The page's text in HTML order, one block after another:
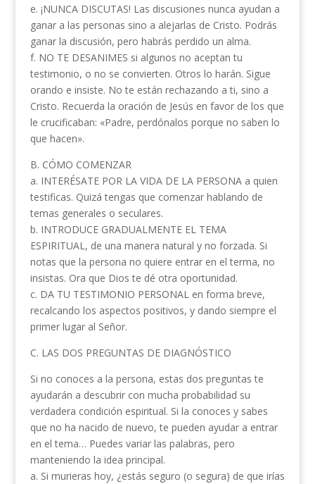
e. ¡NUNCA DISCUTAS! Las discusiones nunca ayudan a
ganar a las personas sino a alejarlas de Cristo. Podrás
ganar la discusión, pero habrás perdido un alma.
f. NO TE DESANIMES si algunos no aceptan tu
testimonio, o no se convierten. Otros lo harán. Sigue
orando e insiste. No te están rechazando a ti, sino a
Cristo. Recuerda la oración de Jesús en favor de los que
le crucificaban: «Padre, perdónalos porque no saben lo
que hacen».
B. CÓMO COMENZAR
a. INTERÉSATE POR LA VIDA DE LA PERSONA a quien
testificas. Quizá tengas que comenzar hablando de
temas generales o seculares.
b. INTRODUCE GRADUALMENTE EL TEMA
ESPIRITUAL, de una manera natural y no forzada. Si
notas que la persona no quiere entrar en el terma, no
insistas. Ora que Dios te dé otra oportunidad.
c. DA TU TESTIMONIO PERSONAL en forma breve,
recalcando los aspectos positivos, y dando siempre el
primer lugar al Señor.
C. LAS DOS PREGUNTAS DE DIAGNÓSTICO
Si no conoces a la persona, estas dos preguntas te
ayudarán a descubrir con mucha probabilidad su
verdadera condición espiritual. Si la conoces y sabes
que no ha nacido de nuevo, te pueden ayudar a entrar
en el tema… Puedes variar las palabras, pero
manteniendo la idea principal.
a. Si murieras hoy, ¿estás seguro (o segura) de que irías